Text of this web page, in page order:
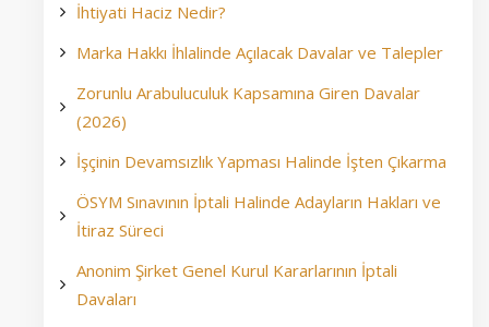
İhtiyati Haciz Nedir?
Marka Hakkı İhlalinde Açılacak Davalar ve Talepler
Zorunlu Arabuluculuk Kapsamına Giren Davalar
(2026)
İşçinin Devamsızlık Yapması Halinde İşten Çıkarma
ÖSYM Sınavının İptali Halinde Adayların Hakları ve
İtiraz Süreci
Anonim Şirket Genel Kurul Kararlarının İptali
Davaları